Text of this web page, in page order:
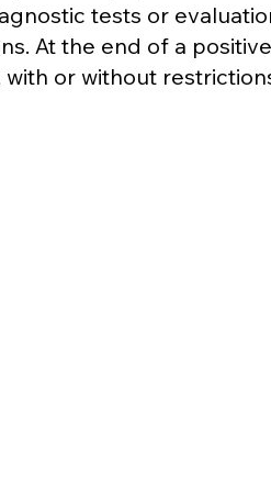
tests or
At the end of a
or without